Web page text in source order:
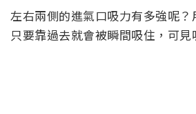
左右兩側的進氣口吸力有多強呢？
只要靠過去就會被瞬間吸住，可見